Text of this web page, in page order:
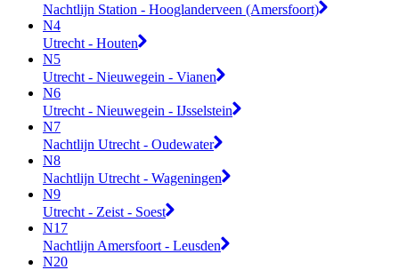
Nachtlijn Station - Hooglanderveen (Amersfoort)
N4
Utrecht - Houten
N5
Utrecht - Nieuwegein - Vianen
N6
Utrecht - Nieuwegein - IJsselstein
N7
Nachtlijn Utrecht - Oudewater
N8
Nachtlijn Utrecht - Wageningen
N9
Utrecht - Zeist - Soest
N17
Nachtlijn Amersfoort - Leusden
N20